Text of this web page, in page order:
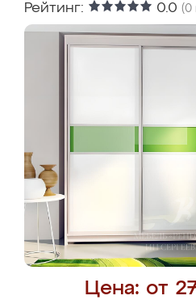
Рейтинг: 0.0 (0
Цена: от